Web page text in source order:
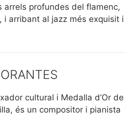
arrels profundes del flamenc,
i arribant al jazz més exquisit i
cultural i Medalla d’Or de
és un compositor i pianista